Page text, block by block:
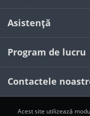
Asistență
Program de lucru
Contactele
Acest site utilizează